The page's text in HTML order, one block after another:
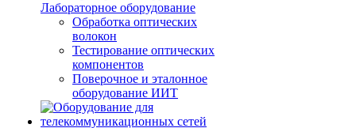
Лабораторное оборудование
Обработка оптических
волокон
Тестирование оптических
компонентов
Поверочное и эталонное
оборудование ИИТ